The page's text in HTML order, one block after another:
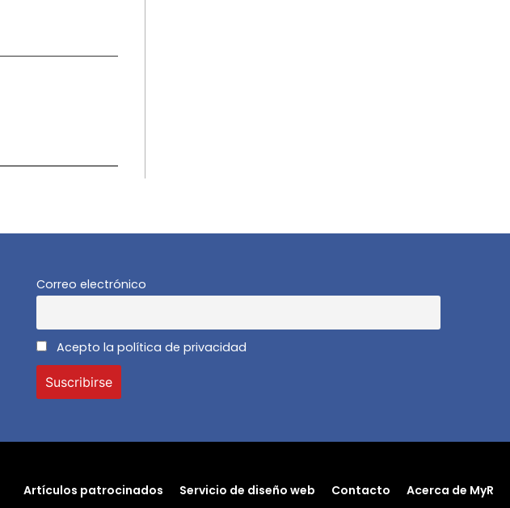
Correo electrónico
Acepto la política de privacidad
Artículos patrocinados Servicio de diseño web Contacto Acerca de MyR